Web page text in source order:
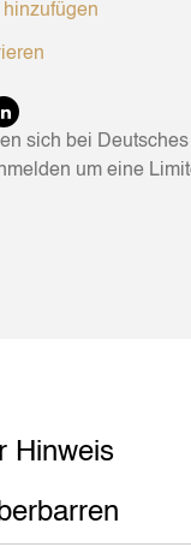
sich bei
um eine
Hinweis
Silberbarren